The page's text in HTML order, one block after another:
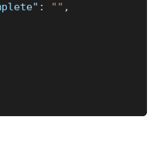
: "" ,